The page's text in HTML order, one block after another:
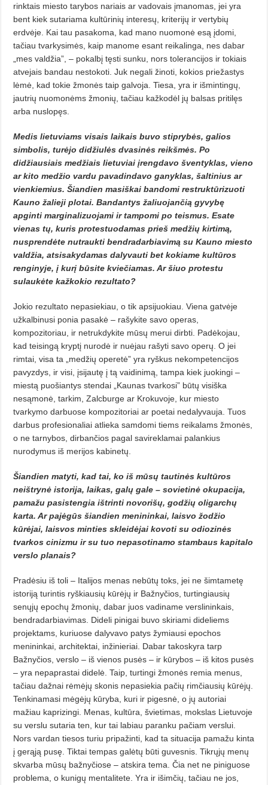
rinktais miesto tarybos nariais ar vadovais įmanomas, jei yra
bent kiek sutariama kultūrinių interesų, kriterijų ir vertybių
erdvėje. Kai tau pasakoma, kad mano nuomonė esą įdomi,
tačiau tvarkysimės, kaip manome esant reikalinga, nes dabar
„mes valdžia”, – pokalbį tęsti sunku, nors tolerancijos ir tokiais
atvejais bandau nestokoti. Juk negali žinoti, kokios priežastys
lėmė, kad tokie žmonės taip galvoja. Tiesa, yra ir išmintingų,
jautrių nuomonėms žmonių, tačiau kažkodėl jų balsas pritilęs
arba nuslopęs.
Medis lietuviams visais laikais buvo stiprybės, galios
simbolis, turėjo didžiulės dvasinės reikšmės. Po
didžiausiais medžiais lietuviai įrengdavo šventyklas, vieno
ar kito medžio vardu pavadindavo ganyklas, šaltinius ar
vienkiemius. Šiandien masiškai bandomi restruktūrizuoti
Kauno žalieji plotai. Bandantys žaliuojančią gyvybę
apginti marginalizuojami ir tampomi po teismus. Esate
vienas tų, kuris protestuodamas prieš medžių kirtimą,
nusprendėte nutraukti bendradarbiavimą su Kauno miesto
valdžia, atsisakydamas dalyvauti bet kokiame kultūros
renginyje, į kurį būsite kviečiamas. Ar šiuo protestu
sulaukėte kažkokio rezultato?
Jokio rezultato nepasiekiau, o tik apsijuokiau. Viena gatvėje
užkalbinusi ponia pasakė – rašykite savo operas,
kompozitoriau, ir netrukdykite mūsų merui dirbti. Padėkojau,
kad teisingą kryptį nurodė ir nuėjau rašyti savo operų. O jei
rimtai, visa ta „medžių operetė” yra ryškus nekompetencijos
pavyzdys, ir visi, įsijautę į tą vaidinimą, tampa kiek juokingi –
miestą puošiantys stendai „Kaunas tvarkosi” būtų visiška
nesąmonė, tarkim, Zalcburge ar Krokuvoje, kur miesto
tvarkymo darbuose kompozitoriai ar poetai nedalyvauja. Tuos
darbus profesionaliai atlieka samdomi tiems reikalams žmonės,
o ne tarnybos, dirbančios pagal savireklamai palankius
nurodymus iš merijos kabinetų.
Šiandien matyti, kad tai, ko iš mūsų tautinės kultūros
neištrynė istorija, laikas, galų gale – sovietinė okupacija,
pamažu pasistengia ištrinti novorišų, godžių oligarchų
karta. Ar pajėgūs šiandien menininkai, laisvo žodžio
kūrėjai, laisvos minties skleidėjai kovoti su odiozinės
tvarkos cinizmu ir su tuo nepasotinamo stambaus kapitalo
verslo planais?
Pradėsiu iš toli – Italijos menas nebūtų toks, jei ne šimtametę
istoriją turintis ryškiausių kūrėjų ir Bažnyčios, turtingiausių
senųjų epochų žmonių, dabar juos vadiname verslininkais,
bendradarbiavimas. Dideli pinigai buvo skiriami dideliems
projektams, kuriuose dalyvavo patys žymiausi epochos
menininkai, architektai, inžinieriai. Dabar takoskyra tarp
Bažnyčios, verslo – iš vienos pusės – ir kūrybos – iš kitos pusės
– yra nepaprastai didelė. Taip, turtingi žmonės remia menus,
tačiau dažnai rėmėjų skonis nepasiekia pačių rimčiausių kūrėjų.
Tenkinamasi mėgėjų kūryba, kuri ir pigesnė, o jų autoriai
mažiau kaprizingi. Menas, kultūra, švietimas, mokslas Lietuvoje
su verslu sutaria ten, kur tai labiau paranku pačiam verslui.
Nors vardan tiesos turiu pripažinti, kad ta situacija pamažu kinta
į gerąją pusę. Tiktai tempas galėtų būti guvesnis. Tikrųjų menų
skvarba mūsų bažnyčiose – atskira tema. Čia net ne piniguose
problema, o kunigų mentalitete. Yra ir išimčių, tačiau ne jos,